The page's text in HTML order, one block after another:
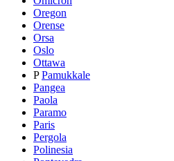
Oregon
Orense
Orsa
Oslo
Ottawa
P Pamukkale
Pangea
Paola
Paramo
Paris
Pergola
Polinesia